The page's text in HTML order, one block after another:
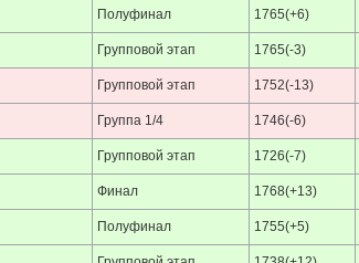
Полуфинал 1765(+6)
Групповой этап 1765(-3)
Групповой этап 1752(-13)
Группа 1/4 1746(-6)
Групповой этап 1726(-7)
Финал 1768(+13)
Полуфинал 1755(+5)